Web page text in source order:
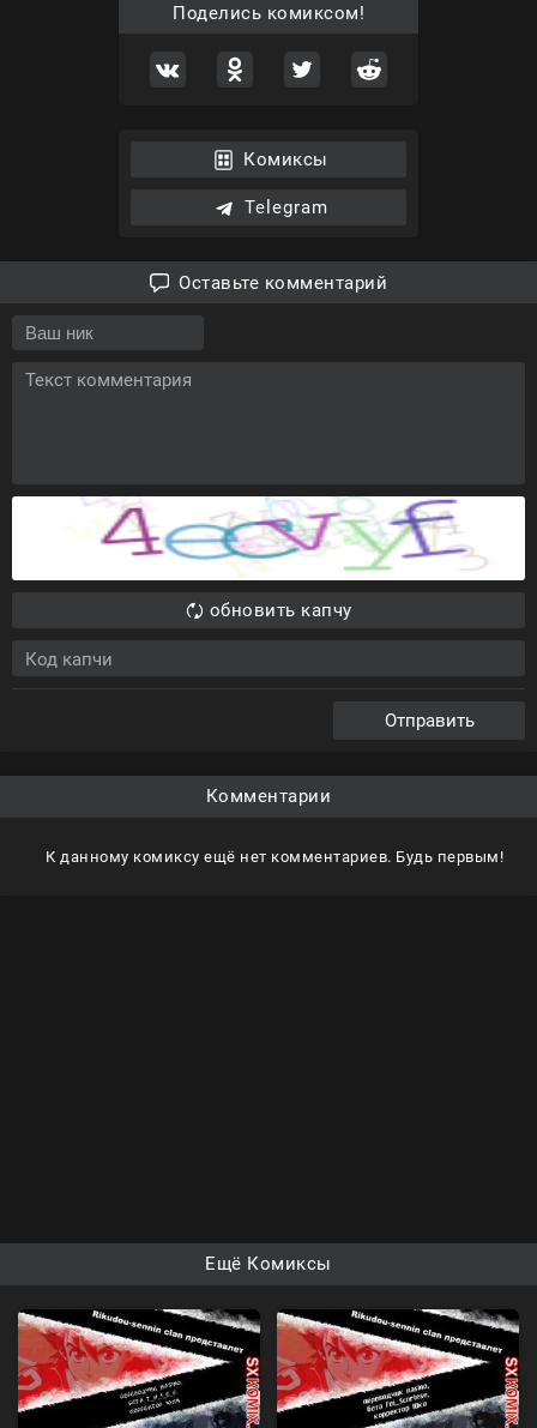
Поделись комиксом!
Комиксы
Telegram
Оставьте комментарий
обновить капчу
Отправить
Комментарии
К данному комиксу ещё нет комментариев. Будь первым!
Ещё Комиксы